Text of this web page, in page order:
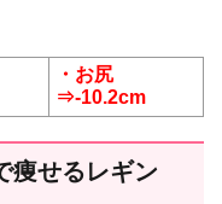
・お尻
⇒-10.2cm
痩せるレギン